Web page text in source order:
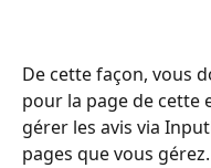
De cette façon, vous
pour la page de cette
gérer les avis via
pages que vous gérez.